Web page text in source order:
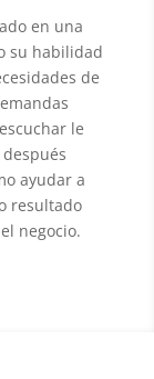
en una
su habilidad
de
le
ayudar a
resultado
negocio.